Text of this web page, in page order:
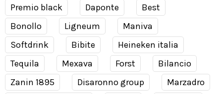
Premio black
Daponte
Best
Bonollo
Ligneum
Maniva
Softdrink
Bibite
Heineken italia
Tequila
Mexava Forst
Bilancio
Zanin 1895
Disaronno group
Marzadro